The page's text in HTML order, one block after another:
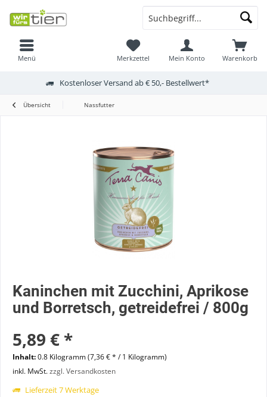
Menü Warenkorb
Merkzettel Mein Konto
Kostenloser Versand ab € 50,- Bestellwert*
Übersicht Nassfutter
Kaninchen mit Zucchini, Aprikose
und Borretsch, getreidefrei / 800g
5,89 € *
Inhalt:0.8 Kilogramm (7,36 € * / 1 Kilogramm)
inkl. MwSt.zzgl. Versandkosten
Lieferzeit 7 Werktage